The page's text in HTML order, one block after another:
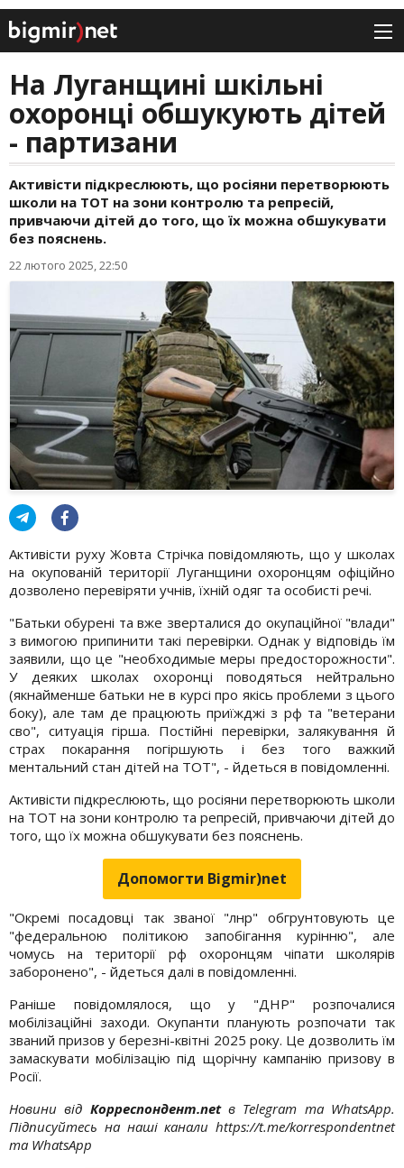
На Луганщині шкільні
охоронці обшукують дітей
- партизани
Активісти підкреслюють, що росіяни перетворюють
школи на ТОТ на зони контролю та репресій,
привчаючи дітей до того, що їх можна обшукувати
без пояснень.
22 лютого 2025, 22:50
Активісти руху Жовта Стрічка повідомляють, що у школах
на окупованій території Луганщини охоронцям офіційно
дозволено перевіряти учнів, їхній одяг та особисті речі.
"Батьки обурені та вже зверталися до окупаційної "влади"
з вимогою припинити такі перевірки. Однак у відповідь їм
заявили, що це "необходимые меры предосторожности".
У деяких школах охоронці поводяться нейтрально
(якнайменше батьки не в курсі про якісь проблеми з цього
боку), але там де працюють приїжджі з рф та "ветерани
сво", ситуація гірша. Постійні перевірки, залякування й
страх покарання погіршують і без того важкий
ментальний стан дітей на ТОТ", - йдеться в повідомленні.
Активісти підкреслюють, що росіяни перетворюють школи
на ТОТ на зони контролю та репресій, привчаючи дітей до
того, що їх можна обшукувати без пояснень.
Допомогти Bigmir)net
"Окремі посадовці так званої "лнр" обгрунтовують це
"федеральною політикою запобігання курінню", але
чомусь на території рф охоронцям чіпати школярів
заборонено", - йдеться далі в повідомленні.
Раніше повідомлялося, що у "ДНР" розпочалися
мобілізаційні заходи. Окупанти планують розпочати так
званий призов у березні-квітні 2025 року. Це дозволить їм
замаскувати мобілізацію під щорічну кампанію призову в
Росії.
Новини від Корреспондент.netв Telegram та WhatsApp.
Підписуйтесь на наші канали https://t.me/korrespondentnet
та WhatsApp